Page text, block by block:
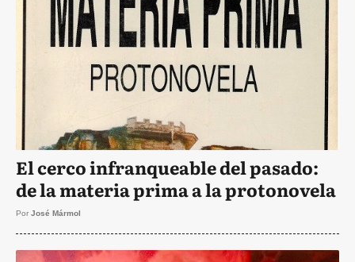
El cerco infranqueable del pasado:
de la materia prima a la protonovela
Por José Mármol